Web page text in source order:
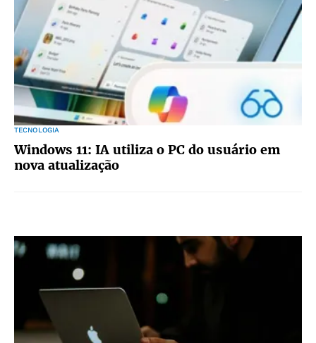
TECNOLOGIA
Windows 11: IA utiliza o PC do usuário em
nova atualização